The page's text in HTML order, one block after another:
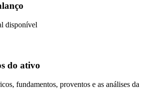
disponível
do ativo
fundamentos, proventos e as análises da